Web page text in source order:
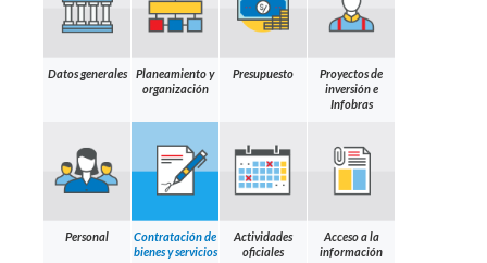
Datos generales
Planeamiento y
organización
Presupuesto
Proyectos de
inversión e
Infobras
Personal
Contratación de
bienes y servicios
Actividades
oficiales
Acceso a la
información